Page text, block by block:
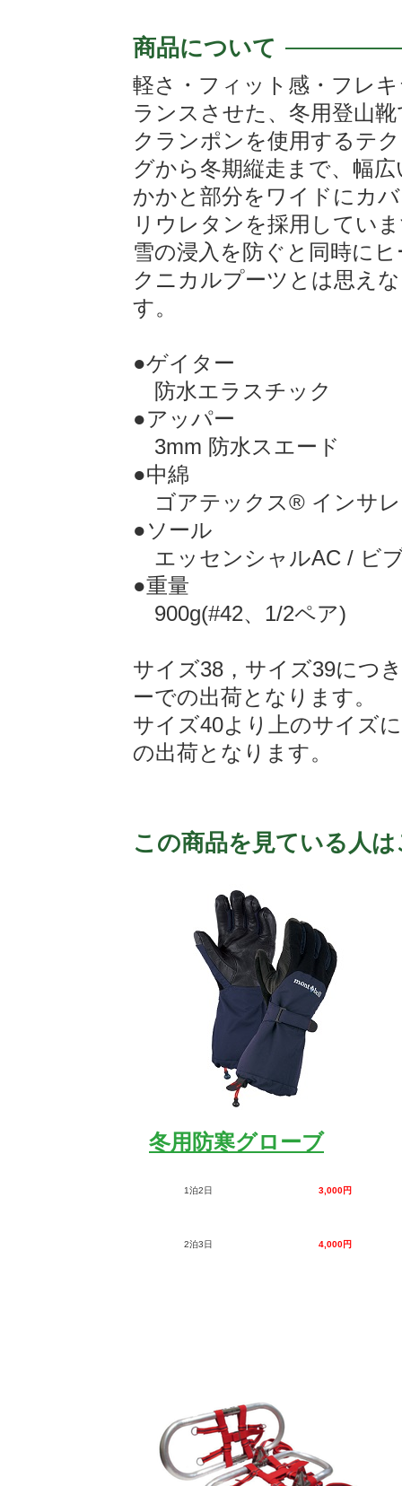
商品について
軽さ・フィット感・フレ
ランスさせた、冬用登山
クランポンを使用するテ
グから冬期縦走まで、幅
かかと部分をワイドにカ
リウレタンを採用してい
雪の浸入を防ぐと同時に
クニカルプーツとは思え
す。
●ゲイター
防水エラスチック
●アッパー
3mm 防水スエード
●中綿
ゴアテックス® インサ
●ソール
エッセンシャルAC / ビ
●重量
900g(#42、1/2ペア)
サイズ38，サイズ39につ
ーでの出荷となります。
サイズ40より上のサイズ
の出荷となります。
この商品を見ている人
冬用防寒グローブ
1泊2日 3,000円
2泊3日 4,000円